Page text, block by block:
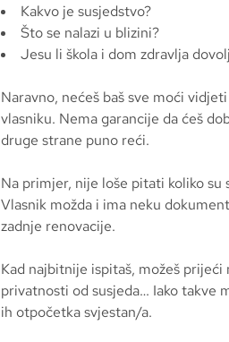
Kakvo je susjedstvo?
Što se nalazi u blizini?
Jesu li škola i dom zdravlja
Naravno, nećeš baš sve moći
vlasniku. Nema garancije da ćeš
druge strane puno reći.
Na primjer, nije loše pitati koliko
Vlasnik možda i ima neku
zadnje renovacije.
Kad najbitnije ispitaš, možeš prijeći
privatnosti od susjeda… Iako takve
ih otpočetka svjestan/a.